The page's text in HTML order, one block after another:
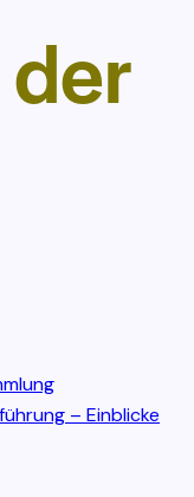
– Einblicke